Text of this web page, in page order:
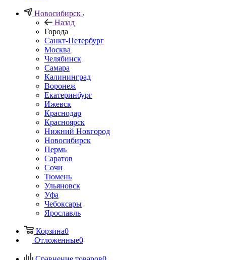
Новосибирск
Назад
Города
Санкт-Петербург
Москва
Челябинск
Самара
Калининград
Воронеж
Екатеринбург
Ижевск
Краснодар
Красноярск
Нижний Новгород
Новосибирск
Пермь
Саратов
Сочи
Тюмень
Ульяновск
Уфа
Чебоксары
Ярославль
Корзина0
Отложенные0